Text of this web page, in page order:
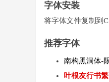
字体安装
将字体文件复制到
推荐字体
南构黑洞体-
叶根友行书